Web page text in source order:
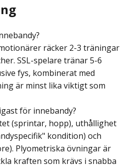
räcker 2-3 träningar
SSL-spelare tränar 5-6
fys, kombinerat med
är minst lika viktigt som
för innebandy?
(sprintar, hopp), uthållighet
kondition) och
Plyometriska övningar är
kraften som krävs i snabba